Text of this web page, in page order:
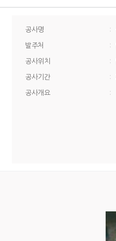
공사명 :
발주처 :
공사위치 :
공사기간 :
공사개요 :